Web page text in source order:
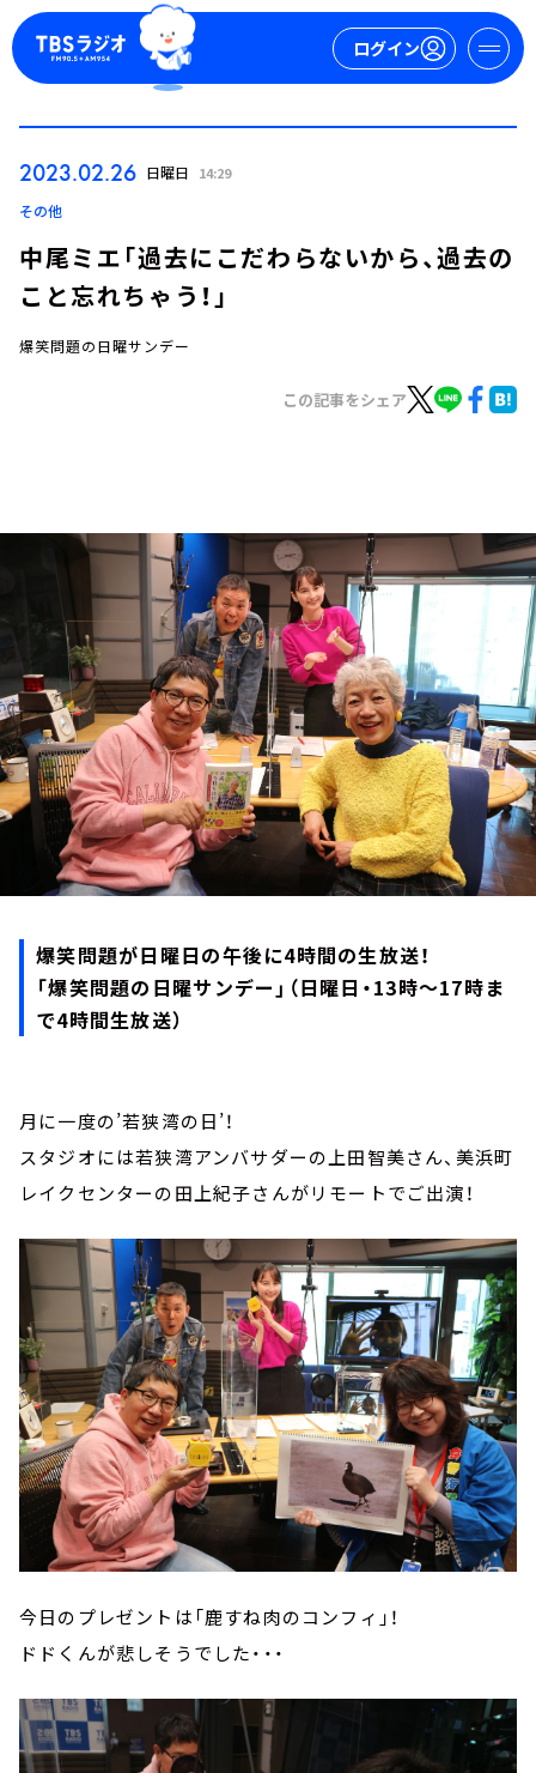
ログイン
お知らせ
イベント・グッズ
YouTube
会社情報
2023.02.26 日曜日 14:29
その他
中尾ミエ「過去にこだわらないから、過去の
こと忘れちゃう！」
爆笑問題の日曜サンデー
この記事をシェア
爆笑問題が日曜日の午後に4時間の生放送！
「爆笑問題の日曜サンデー」（日曜日・13時～17時ま
で4時間生放送）
月に一度の’若狭湾の日’！
スタジオには若狭湾アンバサダーの上田智美さん、美浜町
レイクセンターの田上紀子さんがリモートでご出演！
今日のプレゼントは「鹿すね肉のコンフィ」！
ドドくんが悲しそうでした・・・